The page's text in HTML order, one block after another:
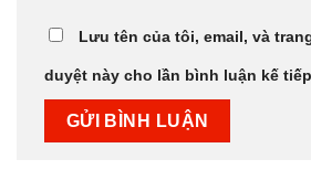
Lưu tên của tôi, email, và
duyệt này cho lần bình luận kế